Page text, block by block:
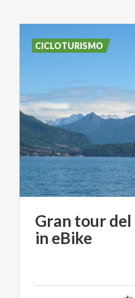
Gran tourdel
in eBike
CICLOTURISMO